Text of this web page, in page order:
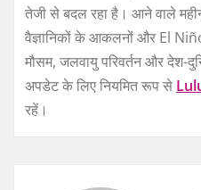
तेजी से बदल रहा है। आने वाले
वैज्ञानिकों के आकलनों और El Niño
मौसम, जलवायु परिवर्तन और देश-
अपडेट के लिए नियमित रूप से
रहें।